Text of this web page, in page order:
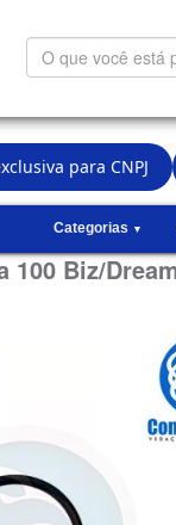
para CNPJ
O
que
está
procurando?
Categorias ▼
100 Biz/